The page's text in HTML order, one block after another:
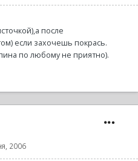
после
если захочешь покрась.
по любому не приятно).
2006